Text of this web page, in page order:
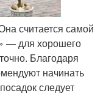
считается самой
— для хорошего
Благодаря
начинать
следует